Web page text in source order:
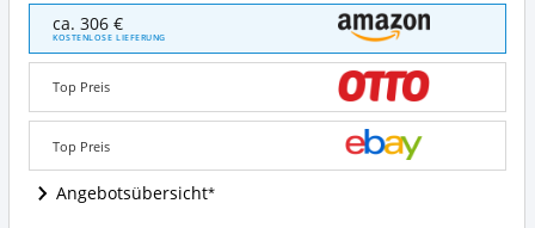
Perseus
Allover
handgeknüpfter
Nepal
Teppich
Wolle
Angebote:
Wo
ist
dieser
ca. 306 €
KOSTENLOSE LIEFERUNG
Top Preis
Top Preis
Angebotsübersicht